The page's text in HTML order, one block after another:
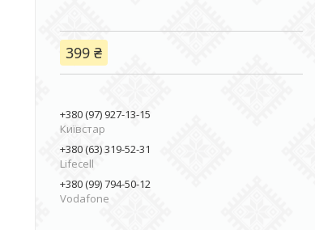
399 ₴
+380 (97) 927-13-15
Київстар
+380 (63) 319-52-31
Lifecell
+380 (99) 794-50-12
Vodafone